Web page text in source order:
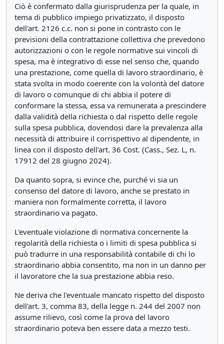
Ciò è confermato dalla giurisprudenza per la quale, in
tema di pubblico impiego privatizzato, il disposto
dell'art. 2126 c.c. non si pone in contrasto con le
previsioni della contrattazione collettiva che prevedono
autorizzazioni o con le regole normative sui vincoli di
spesa, ma è integrativo di esse nel senso che, quando
una prestazione, come quella di lavoro straordinario, è
stata svolta in modo coerente con la volontà del datore
di lavoro o comunque di chi abbia il potere di
conformare la stessa, essa va remunerata a prescindere
dalla validità della richiesta o dal rispetto delle regole
sulla spesa pubblica, dovendosi dare la prevalenza alla
necessità di attribuire il corrispettivo al dipendente, in
linea con il disposto dell'art. 36 Cost. (Cass., Sez. L, n.
17912 del 28 giugno 2024).
Da quanto sopra, si evince che, purché vi sia un
consenso del datore di lavoro, anche se prestato in
maniera non formalmente corretta, il lavoro
straordinario va pagato.
L'eventuale violazione di normativa concernente la
regolarità della richiesta o i limiti di spesa pubblica si
può tradurre in una responsabilità contabile di chi lo
straordinario abbia consentito, ma non in un danno per
il lavoratore che la sua prestazione abbia reso.
Ne deriva che l'eventuale mancato rispetto del disposto
dell'art. 3, comma 83, della legge n. 244 del 2007 non
assume rilievo, così come la prova del lavoro
straordinario poteva ben essere data a mezzo testi.